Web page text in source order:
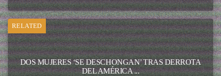
RELATED
DOS MUJERES ‘SE DESCHONGAN’ TRAS DERROTA
DEL AMÉRICA ...